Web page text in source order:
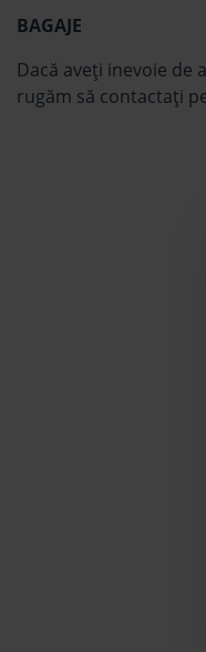
BAGAJE
Dacă aveţi inevoie de
rugăm să contactaţi